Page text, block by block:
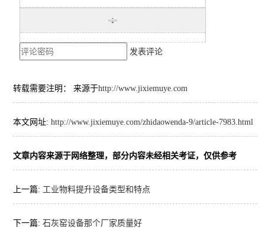
发表评论
转载需要注明： 来源于http://www.jixiemuye.com
本文网址: http://www.jixiemuye.com/zhidaowenda-9/article-7983.html
文章内容来源于网络整理，部分内容未经相关考证，仅供参考
上一篇: 工业物料提升设备类型和特点
下一篇: 石灰窑设备那个厂家质量好